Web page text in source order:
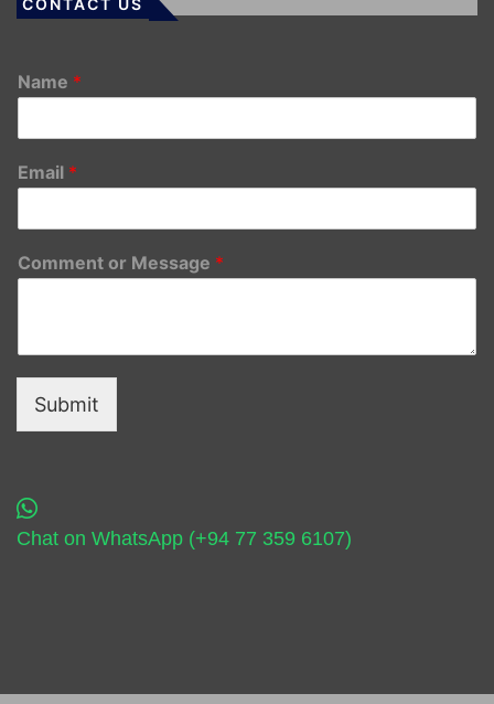
CONTACT US
Name *
Email *
Comment or Message *
Submit
Chat on WhatsApp (+94 77 359 6107)